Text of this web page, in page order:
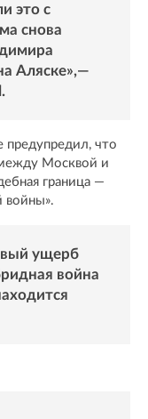
это с
снова
Аляске»,—
.
что
Москвой и
граница —
войны».
ущерб
война